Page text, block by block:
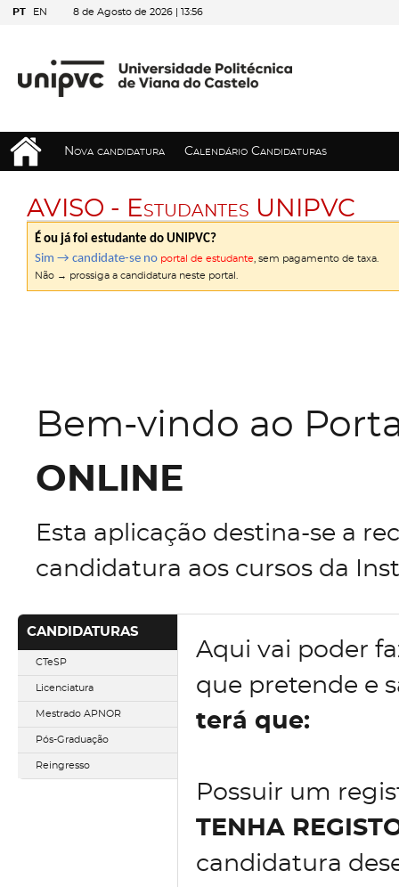
PT EN 8 de Agosto de 2026 | 13:57
Nova candidatura Calendário Candidaturas
AVISO - Estudantes UNIPVC
É ou já foi estudante do UNIPVC?
Sim → candidate-se no portal de estudante , sem pagamento de taxa.
Não → prossiga a candidatura neste portal.
Bem-vindo ao
ONLINE
Esta aplicação destina-se a
candidatura aos cursos da
CANDIDATURAS
CTeSP
Licenciatura
Mestrado APNOR
Pós-Graduação
Reingresso
Aqui vai poder
que pretende e
terá que:
Possuir um
TENHA
candidatura